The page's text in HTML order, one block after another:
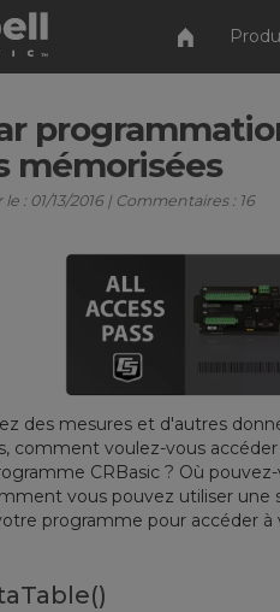
mémorisées
: 01/13/2016 | Commentaires : 16
des mesures et d'autres
comment voulez-vous
CRBasic ? Où
vous pouvez utiliser une
programme pour accéder